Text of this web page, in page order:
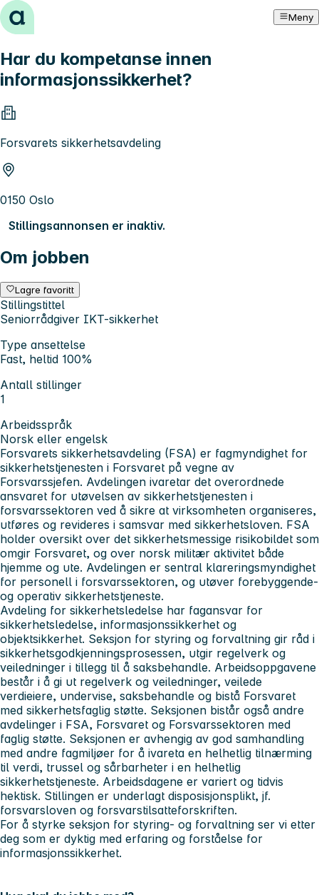
Hopp til innhold Meny
Har du kompetanse innen
informasjonssikkerhet?
Forsvarets sikkerhetsavdeling
0150 Oslo
Stillingsannonsen er inaktiv.
Om jobben
Lagre favoritt
Stillingstittel
Seniorrådgiver IKT-sikkerhet
Type ansettelse
Fast, heltid 100%
Antall stillinger
1
Arbeidsspråk
Norsk eller engelsk
Forsvarets sikkerhetsavdeling (FSA) er fagmyndighet for
sikkerhetstjenesten i Forsvaret på vegne av
Forsvarssjefen. Avdelingen ivaretar det overordnede
ansvaret for utøvelsen av sikkerhetstjenesten i
forsvarssektoren ved å sikre at virksomheten organiseres,
utføres og revideres i samsvar med sikkerhetsloven. FSA
holder oversikt over det sikkerhetsmessige risikobildet som
omgir Forsvaret, og over norsk militær aktivitet både
hjemme og ute. Avdelingen er sentral klareringsmyndighet
for personell i forsvarssektoren, og utøver forebyggende-
og operativ sikkerhetstjeneste.
Avdeling for sikkerhetsledelse har fagansvar for
sikkerhetsledelse, informasjonssikkerhet og
objektsikkerhet. Seksjon for styring og forvaltning gir råd i
sikkerhetsgodkjenningsprosessen, utgir regelverk og
veiledninger i tillegg til å saksbehandle. Arbeidsoppgavene
består i å gi ut regelverk og veiledninger, veilede
verdieiere, undervise, saksbehandle og bistå Forsvaret
med sikkerhetsfaglig støtte. Seksjonen bistår også andre
avdelinger i FSA, Forsvaret og Forsvarssektoren med
faglig støtte. Seksjonen er avhengig av god samhandling
med andre fagmiljøer for å ivareta en helhetlig tilnærming
til verdi, trussel og sårbarheter i en helhetlig
sikkerhetstjeneste. Arbeidsdagene er variert og tidvis
hektisk. Stillingen er underlagt disposisjonsplikt, jf.
forsvarsloven og forsvarstilsatteforskriften.
For å styrke seksjon for styring- og forvaltning ser vi etter
deg som er dyktig med erfaring og forståelse for
informasjonssikkerhet.